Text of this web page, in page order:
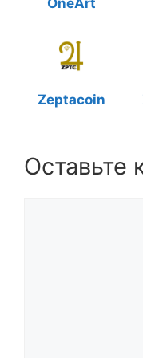
OneArt
Zeptacoin
Оставьте